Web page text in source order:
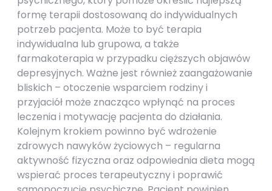
formę terapii dostosowaną do indywidualnych
potrzeb pacjenta. Może to być terapia
indywidualna lub grupowa, a także
farmakoterapia w przypadku cięższych objawów
depresyjnych. Ważne jest również zaangażowanie
bliskich – otoczenie wsparciem rodziny i
przyjaciół może znacząco wpłynąć na proces
leczenia i motywację pacjenta do działania.
Kolejnym krokiem powinno być wdrożenie
zdrowych nawyków życiowych – regularna
aktywność fizyczna oraz odpowiednia dieta mogą
wspierać proces terapeutyczny i poprawić